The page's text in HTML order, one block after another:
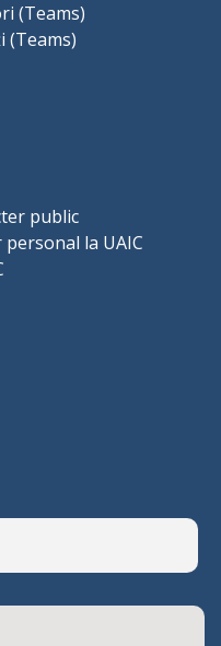
(Teams)
(Teams)
public
la UAIC